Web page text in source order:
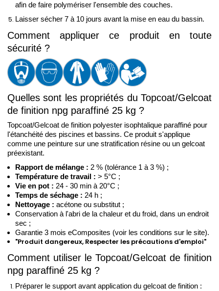
afin de faire polymériser l'ensemble des couches.
Laisser sécher 7 à 10 jours avant la mise en eau du bassin.
Comment appliquer ce produit en toute
sécurité ?
Quelles sont les propriétés du Topcoat/Gelcoat
de finition npg paraffiné 25 kg ?
Topcoat/Gelcoat de finition polyester isophtalique paraffiné pour
l'étanchéité des piscines et bassins. Ce produit s'applique
comme une peinture sur une stratification résine ou un gelcoat
préexistant.
Rapport de mélange : 2 % (tolérance 1 à 3 %) ;
Température de travail : > 5°C ;
Vie en pot : 24 - 30 min à 20°C ;
Temps de séchage : 24 h ;
Nettoyage : acétone ou substitut ;
Conservation à l'abri de la chaleur et du froid, dans un endroit
sec ;
Garantie 3 mois eComposites (voir les conditions sur le site).
"Produit dangereux, Respecter les précautions d'emploi"
Comment utiliser le Topcoat/Gelcoat de finition
npg paraffiné 25 kg ?
Préparer le support avant application du gelcoat de finition :